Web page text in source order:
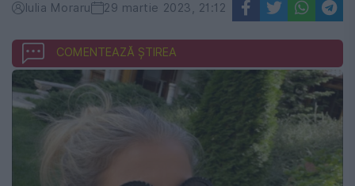
Iulia Moraru 29 martie 2023, 21:12
COMENTEAZĂ ȘTIREA